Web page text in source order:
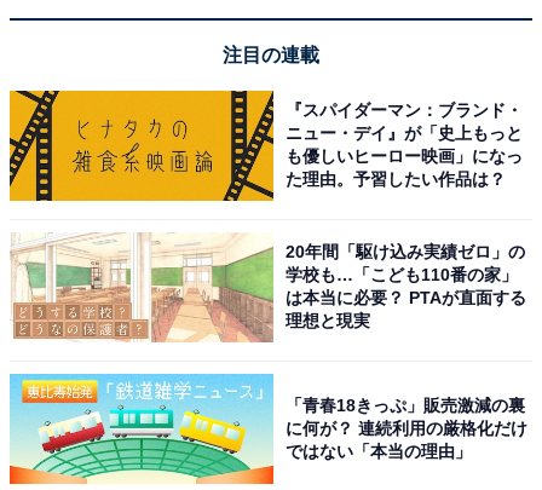
注目の連載
『スパイダーマン：ブランド・
ニュー・デイ』が「史上もっと
も優しいヒーロー映画」になっ
た理由。予習したい作品は？
20年間「駆け込み実績ゼロ」の
学校も…「こども110番の家」
は本当に必要？ PTAが直面する
理想と現実
「青春18きっぷ」販売激減の裏
に何が？ 連続利用の厳格化だけ
ではない「本当の理由」